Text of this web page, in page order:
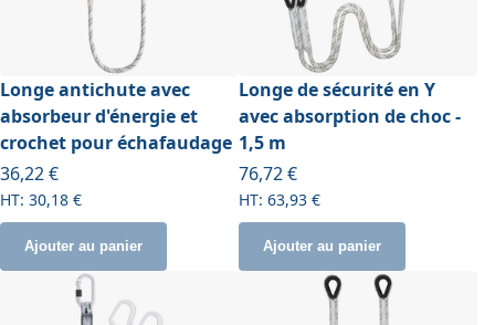
Longe antichute avec
absorbeur d'énergie et
crochet pour échafaudage
À partir de
36,22 €
30,18 €
Ajouter au panier
Longe de sécurité en Y
avec absorption de choc -
1,5 m
76,72 €
63,93 €
Ajouter au panier